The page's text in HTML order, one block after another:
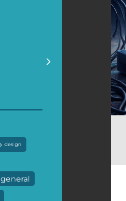
design
general